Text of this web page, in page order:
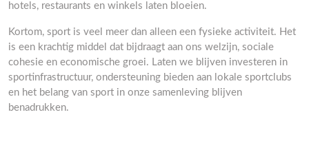
hotels, restaurants en winkels laten bloeien.
Kortom, sport is veel meer dan alleen een fysieke activiteit. Het
is een krachtig middel dat bijdraagt aan ons welzijn, sociale
cohesie en economische groei. Laten we blijven investeren in
sportinfrastructuur, ondersteuning bieden aan lokale sportclubs
en het belang van sport in onze samenleving blijven
benadrukken.